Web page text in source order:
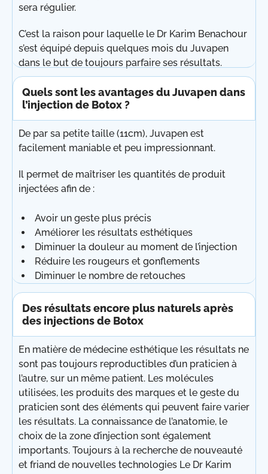
sera régulier.
C’est la raison pour laquelle le Dr Karim Benachour
s’est équipé depuis quelques mois du Juvapen
dans le but de toujours parfaire ses résultats.
Quels sont les avantages du Juvapen dans
l’injection de Botox ?
De par sa petite taille (11cm), Juvapen est
facilement maniable et peu impressionnant.
Il permet de maîtriser les quantités de produit
injectées afin de :
Avoir un geste plus précis
Améliorer les résultats esthétiques
Diminuer la douleur au moment de l’injection
Réduire les rougeurs et gonflements
Diminuer le nombre de retouches
Des résultats encore plus naturels après
des injections de Botox
En matière de médecine esthétique les résultats ne
sont pas toujours reproductibles d’un praticien à
l’autre, sur un même patient. Les molécules
utilisées, les produits des marques et le geste du
praticien sont des éléments qui peuvent faire varier
les résultats. La connaissance de l’anatomie, le
choix de la zone d’injection sont également
importants. Toujours à la recherche de nouveauté
et friand de nouvelles technologies Le Dr Karim